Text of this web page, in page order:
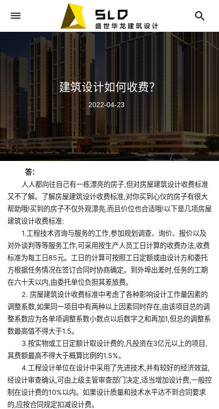
Type
Beauty
Figure
Fronter
建筑设计如何收费？
2022-04-23
答：
人人都向往自己有一栋漂亮的房子,但对房屋建筑设计收费标准
又不了解。了解房屋建筑设计收费标准,对你买到心仪的房子有很大
帮助哦!买到的房子不仅外观漂亮,而且价位也合适哦!以下是几项房屋
建筑设计收费标准:
1.工程技术咨询与服务的工作,参加规划调查、询价、报价以及
对外谈判等等服务工作,可采用按生产人员工日计算的收费办法,收费
标准为每工日85元。工日的计算可按照工日定额或由设计方和委托
方根据任务情况在签订合同时协商确定。到外埠出差时,任务的工期
在六十天以内,由委托单位负担其差旅费。
2. 房屋建筑设计收费标准中考虑了各种影响设计工作量因素的
调整系数,如果同一项目中有两种以上因素同时存在,由该项目总的调
整系数应为各单项调整系数小数点以后数字之和再加1,但总的调整系
数最高值不得大于1.5。
3.按实物或工日定额计取设计费的,凡投资在3亿元以上的项目,
其费额最高不得大于概算比例的1.5%。
4.工程设计单位在设计中采用了先进技术,并有较好的经济效益,
经设计审查确认,可由上级主管审查部门决定,适当增加设计费,一般控
制在设计费的10%以内。如果设计质量和技术水平达不到合同要求
的,应按合同规定扣减设计费。